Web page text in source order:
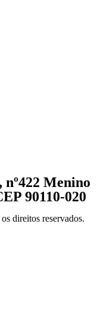
Menino
90110-020
direitos reservados.